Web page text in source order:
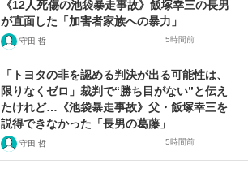
《12人死傷の池袋暴走事故》飯塚幸三の長男
が直面した「加害者家族への暴力」
守田 哲 5時間前
「トヨタの非を認める判決が出る可能性は、
限りなくゼロ」裁判で“勝ち目がない”と伝え
たけれど…《池袋暴走事故》父・飯塚幸三を
説得できなかった「長男の葛藤」
守田 哲 5時間前